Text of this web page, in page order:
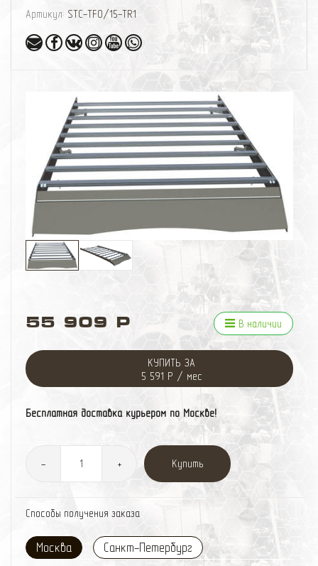
Артикул: STC-TFO/15-TR1
55 909 Р В наличии
КУПИТЬ ЗА
5 591 Р / мес
Бесплатная доставка курьером по Москве!
- + Купить
Способы получения заказа
Москва Санкт-Петербург